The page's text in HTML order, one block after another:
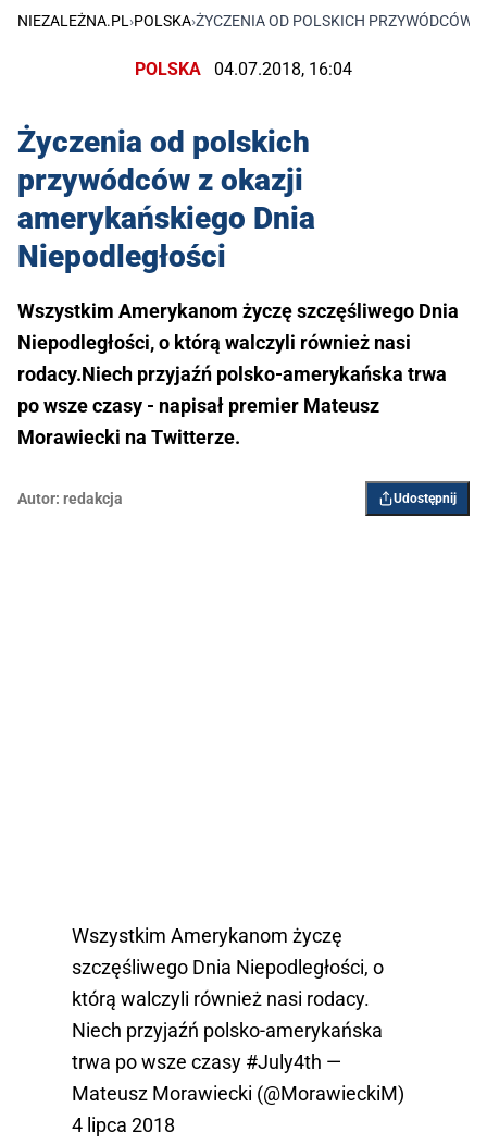
NIEZALEŻNA.PL ›POLSKA›ŻYCZENIA OD POLSKICH PRZYWÓDCÓW
POLSKA 04.07.2018, 16:04
Życzenia od polskich
przywódców z okazji
amerykańskiego Dnia
Niepodległości
Wszystkim Amerykanom życzę szczęśliwego Dnia
Niepodległości, o którą walczyli również nasi
rodacy.Niech przyjaźń polsko-amerykańska trwa
po wsze czasy - napisał premier Mateusz
Morawiecki na Twitterze.
Autor: redakcja Udostępnij
Wszystkim Amerykanom życzę
szczęśliwego Dnia Niepodległości, o
którą walczyli również nasi rodacy.
Niech przyjaźń polsko-amerykańska
trwa po wsze czasy #July4th —
Mateusz Morawiecki (@MorawieckiM)
4 lipca 2018